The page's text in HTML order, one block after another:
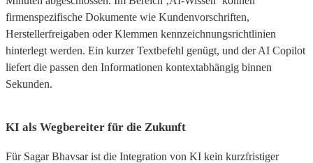
firmenspezifische Dokumente wie Kundenvorschriften,
Herstellerfreigaben oder Klemmen kennzeichnungsrichtlinien
hinterlegt werden. Ein kurzer Textbefehl genügt, und der AI Copilot
liefert die passen den Informationen kontextabhängig binnen
Sekunden.
KI als Wegbereiter für die Zukunft
Für Sagar Bhavsar ist die Integration von KI kein kurzfristiger